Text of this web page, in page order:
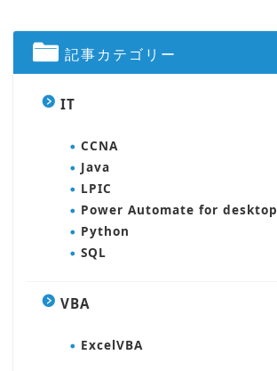
記事カテゴリー
IT
CCNA
Java
LPIC
Power Automate for desktop
Python
SQL
VBA
ExcelVBA